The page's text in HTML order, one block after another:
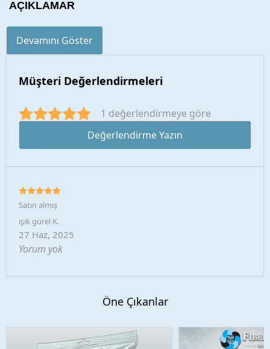
AÇIKLAMAR
Devamını Göster
Müşteri Değerlendirmeleri
1 değerlendirmeye göre
Değerlendirme Yazın
Satın almış
ışık gürel K.
27 Haz, 2025
Yorum yok
Öne Çıkanlar